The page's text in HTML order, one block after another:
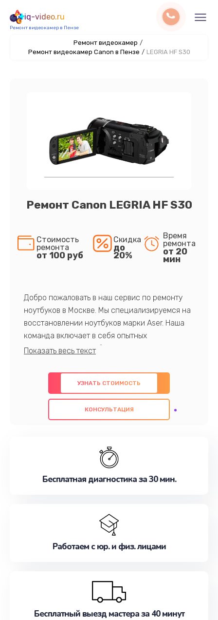
iq-video.ru
Ремонт видеокамер в Пензе
Ремонт видеокамер /
Ремонт видеокамер Canon в Пензе / LEGRIA HF S30
Ремонт Canon LEGRIA HF S30
Стоимость
ремонта
от 100 руб
Скидка
до
20%
Время
ремонта
от 20
мин
Добро пожаловать в наш сервис по ремонту
ноутбуков в Москве. Мы специализируемся на
восстановлении ноутбуков марки Aser. Наша
команда включает в себя опытных
профессионалов с обширными знаниями и
предлагаем быстрый и качественный ремонт с
использованием оригинальных компонентов, а
также гарантируем качество всех
проведенных работ. Наша цель - предоставить
наилучшим образом. Не медлите записаться на
УЗНАТЬ СТОИМОСТЬ
КОНСУЛЬТАЦИЯ
Бесплатная диагностика за 30 мин.
Работаем с юр. и физ. лицами
Бесплатный выезд мастера за 40 минут